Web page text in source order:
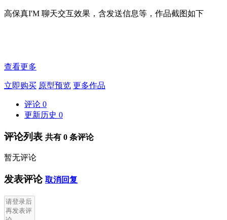
高保真I'M 聊天交互效果，含发送信息等，作品截图如下
查看更多
立即购买 原型预览 更多作品
评论 0
更新历史 0
评论列表 共有 0 条评论
暂无评论
发表评论 取消回复